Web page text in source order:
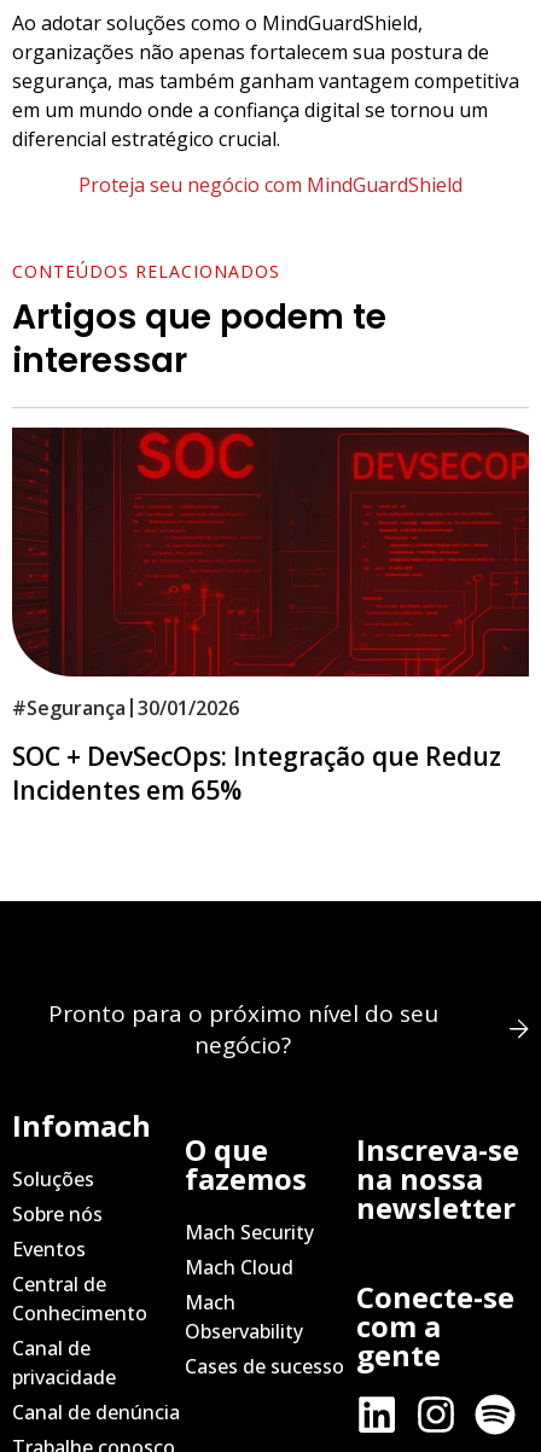
Ao adotar soluções como o MindGuardShield,
organizações não apenas fortalecem sua postura de
segurança, mas também ganham vantagem competitiva
em um mundo onde a confiança digital se tornou um
diferencial estratégico crucial.
Proteja seu negócio com MindGuardShield
CONTEÚDOS RELACIONADOS
Artigos que podem te
interessar
#Segurança |30/01/2026
SOC + DevSecOps: Integração que Reduz
Incidentes em 65%
Pronto para o próximo nível do seu
negócio?
Infomach
Soluções
Sobre nós
Eventos
Central de
Conhecimento
Canal de
privacidade
Canal de denúncia
O que
fazemos
Mach Security
Mach Cloud
Mach
Observability
Cases de sucesso
Inscreva-se
na nossa
newsletter
Conecte-se
com a
gente